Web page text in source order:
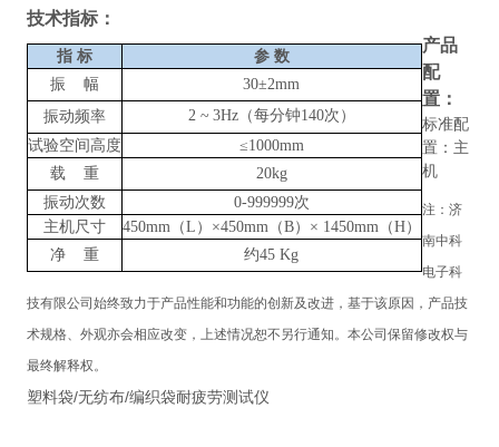
技术指标：
指 标 参 数
振
幅
30±2mm
振动频率
2 ~ 3Hz（每分钟140次）
试验空间高度
≤1000mm
载
重
20kg
振动次数
0-999999次
主机尺寸
450mm（L）×450mm（B）× 1450mm（H）
净
重 约45 Kg
产品
配
置：
标准配
置：主
机
注： 济
南中科
电子科
技有限公司 始终致力于产品性能和功能的创新及改进，基于该原因，产品技
术规格、外观亦会相应改变，上述情况恕不另行通知。本公司保留修改权与
最终解释权。
塑料袋/无纺布/编织袋耐疲劳测试仪